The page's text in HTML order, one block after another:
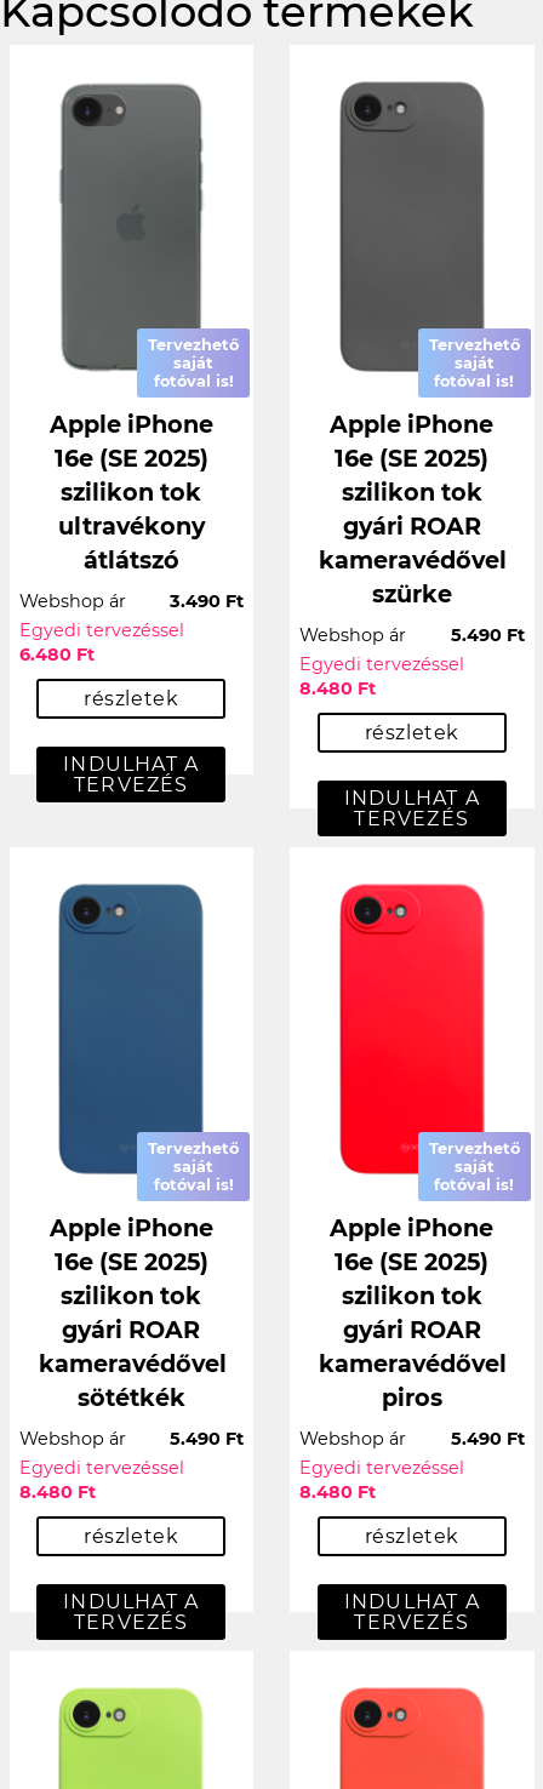
Kapcsolódó termékek
Tervezhető
saját
fotóval is!
Apple iPhone
16e (SE 2025)
szilikon tok
ultravékony
átlátszó
Webshop ár
3.490 Ft
Egyedi tervezéssel
6.480 Ft
részletek
INDULHAT A
TERVEZÉS
Tervezhető
saját
fotóval is!
Apple iPhone
16e (SE 2025)
szilikon tok
gyári ROAR
kameravédővel
szürke
Webshop ár
5.490 Ft
Egyedi tervezéssel
8.480 Ft
részletek
INDULHAT A
TERVEZÉS
Tervezhető
saját
fotóval is!
Apple iPhone
16e (SE 2025)
szilikon tok
gyári ROAR
kameravédővel
sötétkék
Webshop ár
5.490 Ft
Egyedi tervezéssel
8.480 Ft
részletek
INDULHAT A
TERVEZÉS
Tervezhető
saját
fotóval is!
Apple iPhone
16e (SE 2025)
szilikon tok
gyári ROAR
kameravédővel
piros
Webshop ár
5.490 Ft
Egyedi tervezéssel
8.480 Ft
részletek
INDULHAT A
TERVEZÉS